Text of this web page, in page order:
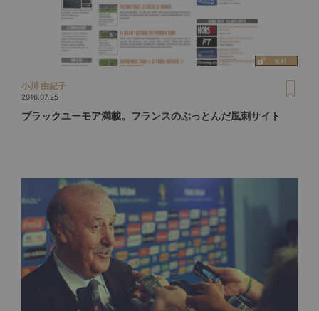
小川 由紀子
2016.07.25
ブラックユーモア満載。フランスのぶっとんだ風刺サイト